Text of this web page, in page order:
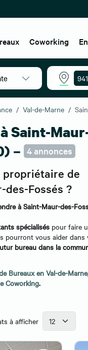
Coworking
Val-de-Marne
Saint-
– 4 annonces
propriétaire de
des-Fossés ?
à Saint-Maur-des-
spécialisés pour faire
pourront vous aider dans
bureau dans la
Bureaux en Val-de-Marne
Coworking.
à afficher